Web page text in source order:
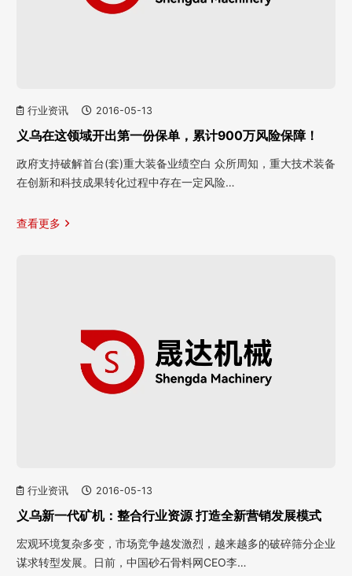
行业资讯 2016-05-13
义乌在这领域开出第一份保单，累计900万风险保障！
政府支持破解首台(套)重大装备业绩空白 众所周知，重大技术装备
在创新和科技成果转化过程中存在一定风险…
查看更多
行业资讯 2016-05-13
义乌新一代矿机：整合行业资源 打造全新营销发展模式
宏观环境复杂多变，市场竞争越发激烈，越来越多的破碎筛分企业
谋求转型发展。日前，中国砂石骨料网CEO李…